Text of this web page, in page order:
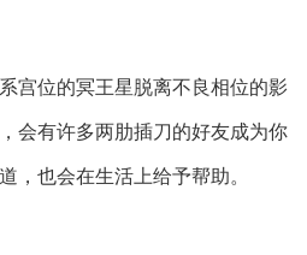
宫位的冥王星脱离不良相位的影
会有许多两肋插刀的好友成为你
，也会在生活上给予帮助。